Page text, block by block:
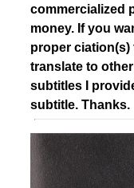
commercialized
money. If you
proper ciation(s)
translate to
subtitles I
subtitle. Thanks.